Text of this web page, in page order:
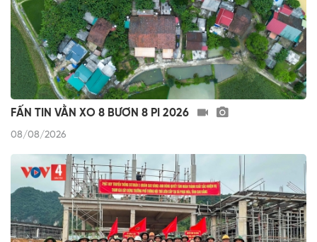
FẤN TIN VẰN XO 8 BƯƠN 8 PI 2026
08/08/2026